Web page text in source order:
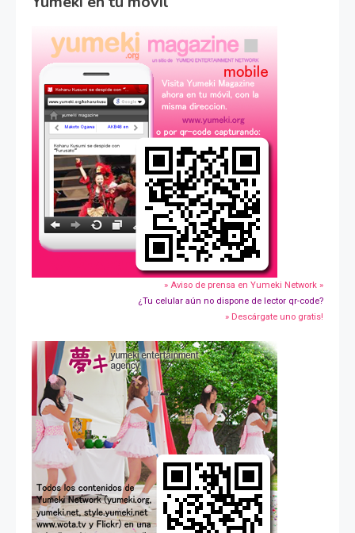
» Aviso de prensa en Yumeki Network »
¿Tu celular aún no dispone de lector qr-code?
» Descárgate uno gratis!